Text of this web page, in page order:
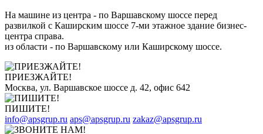
На машине из центра - по Варшавскому шоссе перед
развилкой с Каширским шоссе 7-ми этажное здание бизнес-
центра справа.
из области - по Варшавскому или Каширскому шоссе.
ПРИЕЗЖАЙТЕ!
Москва, ул. Варшавское шоссе д. 42, офис 642
ПИШИТЕ!
info@apsgrup.ru aps@apsgrup.ru zakaz@apsgrup.ru